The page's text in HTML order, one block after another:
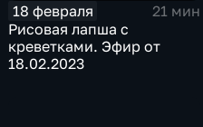
18 февраля
21 мин
Рисовая лапша с
креветками. Эфир от
18.02.2023